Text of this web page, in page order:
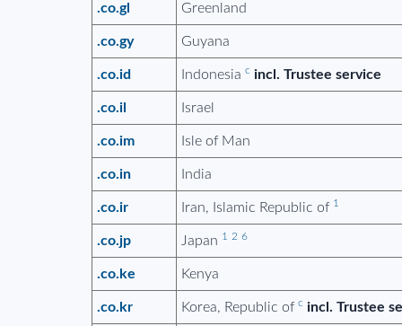
.co.gl Greenland
.co.gy Guyana
.co.id Indonesia c incl. Trustee service
.co.il Israel
.co.im Isle of Man
.co.in India
.co.ir Iran, Islamic Republic of 1
.co.jp Japan 1 2 6
.co.ke Kenya
.co.kr Korea, Republic of c incl. Trustee